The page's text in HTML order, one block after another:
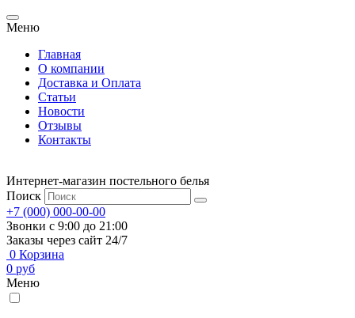
Меню
Главная
О компании
Доставка и Оплата
Статьи
Новости
Отзывы
Контакты
Интернет-магазин постельного белья
Поиск
+7 (000) 000-00-00
Звонки с 9:00 до 21:00
Заказы через сайт 24/7
0 Корзина
0 руб
Меню